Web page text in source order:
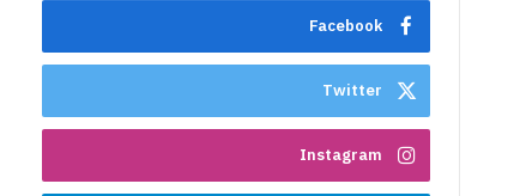
Facebook
Twitter
Instagram